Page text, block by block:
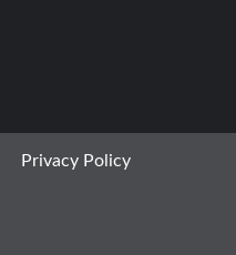
Privacy Policy